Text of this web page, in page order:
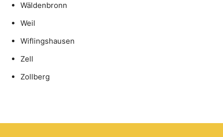
Wäldenbronn
Weil
Wiflingshausen
Zell
Zollberg